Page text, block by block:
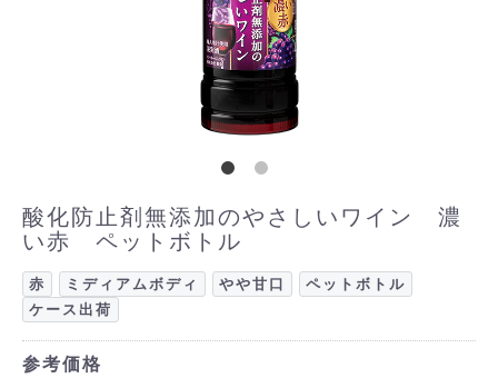
酸化防止剤無添加のやさしいワイン 濃
い赤 ペットボトル
赤 ミディアムボディ やや甘口
ペットボトル
ケース出荷
参考価格